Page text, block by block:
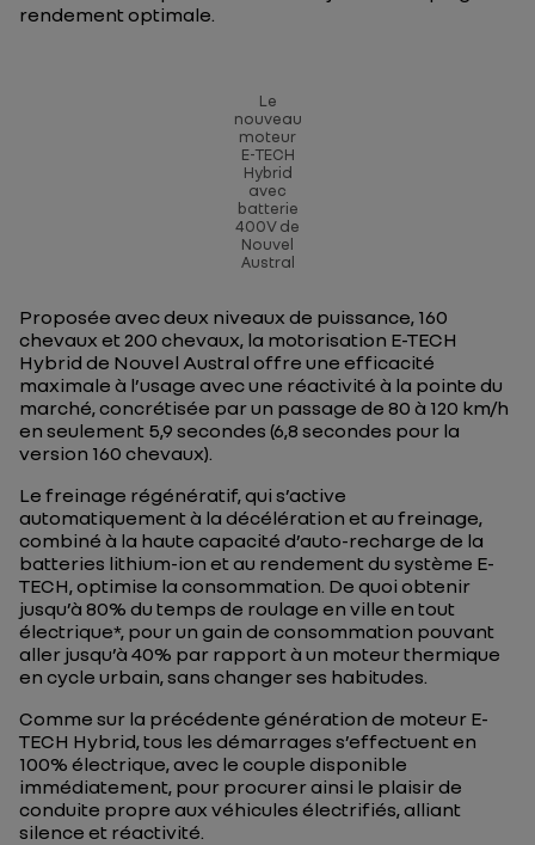
rendement optimale.
Le
nouveau
moteur
E-TECH
Hybrid
avec
batterie
400V de
Nouvel
Austral
Proposée avec deux niveaux de puissance, 160
chevaux et 200 chevaux, la motorisation E-TECH
Hybrid de Nouvel Austral offre une efficacité
maximale à l’usage avec une réactivité à la pointe du
marché, concrétisée par un passage de 80 à 120 km/h
en seulement 5,9 secondes (6,8 secondes pour la
version 160 chevaux).
Le freinage régénératif, qui s’active
automatiquement à la décélération et au freinage,
combiné à la haute capacité d’auto-recharge de la
batteries lithium-ion et au rendement du système E-
TECH, optimise la consommation. De quoi obtenir
jusqu’à 80% du temps de roulage en ville en tout
électrique*, pour un gain de consommation pouvant
aller jusqu’à 40% par rapport à un moteur thermique
en cycle urbain, sans changer ses habitudes.
Comme sur la précédente génération de moteur E-
TECH Hybrid, tous les démarrages s’effectuent en
100% électrique, avec le couple disponible
immédiatement, pour procurer ainsi le plaisir de
conduite propre aux véhicules électrifiés, alliant
silence et réactivité.